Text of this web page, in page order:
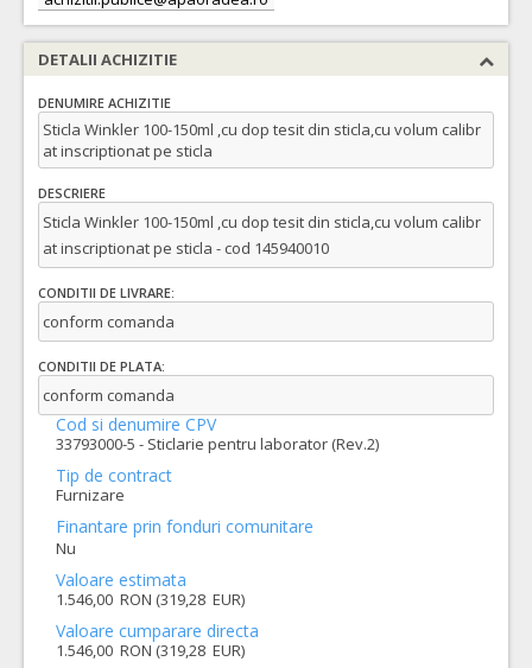
DETALII ACHIZITIE
DENUMIRE ACHIZITIE
Sticla Winkler 100-150ml ,cu dop tesit din sticla,cu volum calibr
at inscriptionat pe sticla
DESCRIERE
Sticla Winkler 100-150ml ,cu dop tesit din sticla,cu volum calibr
at inscriptionat pe sticla - cod 145940010
CONDITII DE LIVRARE:
conform comanda
CONDITII DE PLATA:
conform comanda
Cod si denumire CPV
33793000-5 - Sticlarie pentru laborator (Rev.2)
Tip de contract
Furnizare
Finantare prin fonduri comunitare
Nu
Valoare estimata
1.546,00 RON (319,28 EUR)
Valoare cumparare directa
1.546,00 RON (319,28 EUR)